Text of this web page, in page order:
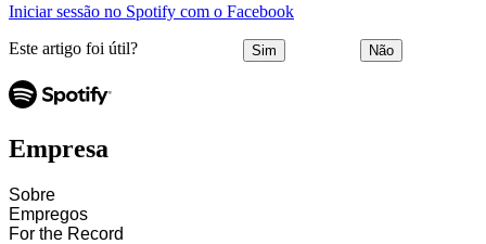
Iniciar sessão no Spotify com o Facebook
Este artigo foi útil? Sim Não
Empresa
Sobre
Empregos
For the Record